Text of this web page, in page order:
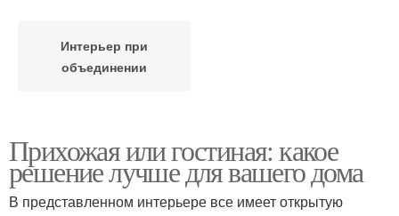
Интерьер при
объединении
Прихожая или гостиная: какое
решение лучше для вашего дома
В представленном интерьере все имеет открытую